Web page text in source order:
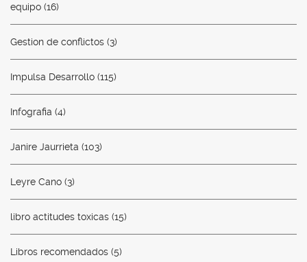
equipo (16)
Gestion de conflictos (3)
Impulsa Desarrollo (115)
Infografia (4)
Janire Jaurrieta (103)
Leyre Cano (3)
libro actitudes toxicas (15)
Libros recomendados (5)